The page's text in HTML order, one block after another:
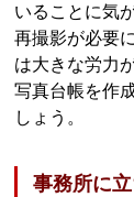
いることに気
再撮影が必要
は大きな労力
写真台帳を作
しょう。
事務所に